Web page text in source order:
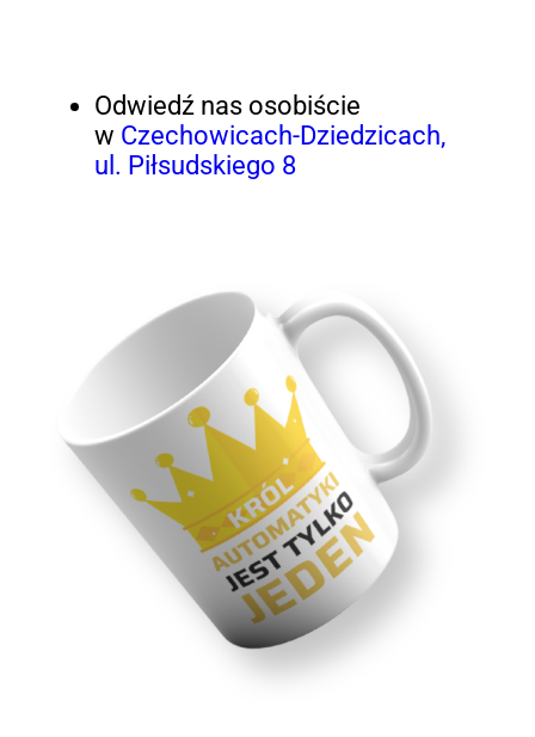
Odwiedź nas osobiście
w Czechowicach-Dziedzicach,
ul. Piłsudskiego 8